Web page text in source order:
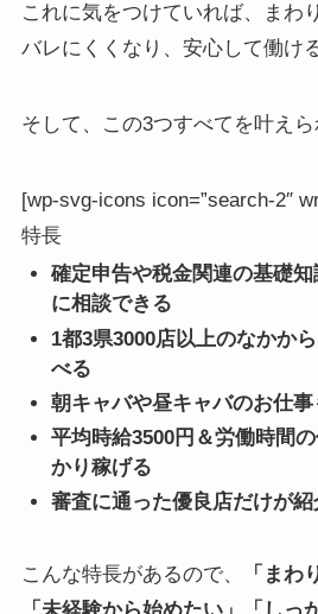
これに気をつけていれば、
まわ
バレにくく なり、安心して働け
そして、この3つすべてを叶えら
[wp-svg-icons icon=”search-2″
特長
確定申告や税金関連の基礎
に相談できる
1都3県3000店以上のなかか
べる
朝キャバや昼キャバのお仕
平均時給3500円＆労働時間
かり稼げる
審査に通った優良店だけが
こんな特長があるので、
「まわ